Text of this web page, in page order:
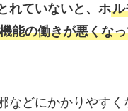
れていないと、ホル
能の働きが悪くな
などにかかりやすく